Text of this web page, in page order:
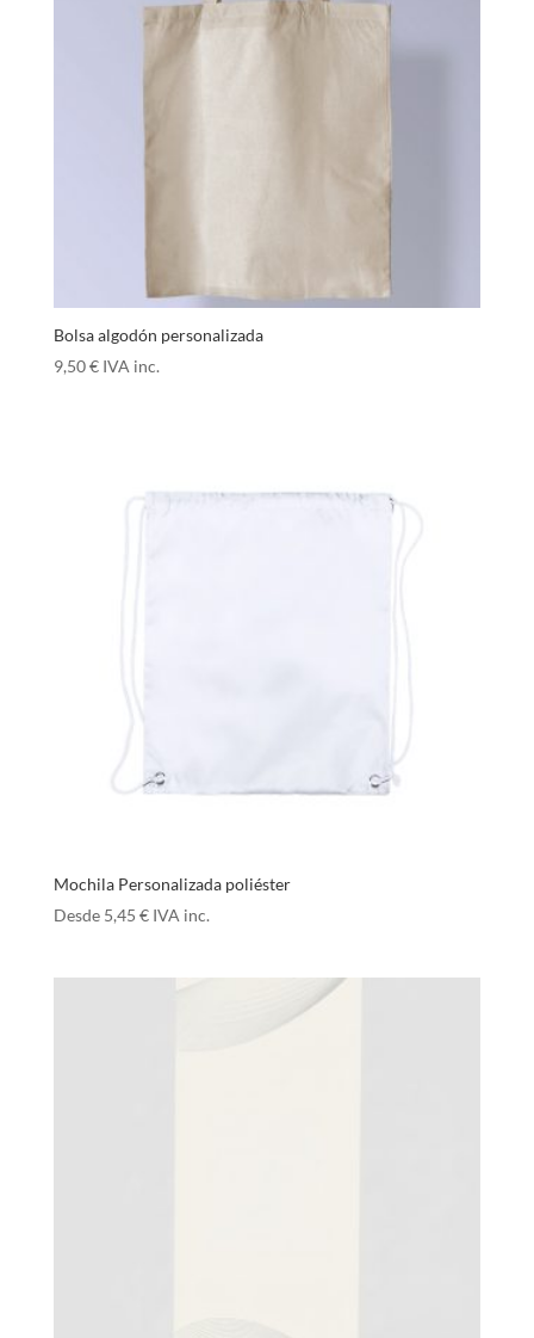
Bolsa algodón personalizada
9,50€ IVA inc.
Mochila Personalizada poliéster
Desde 5,45 € IVA inc.